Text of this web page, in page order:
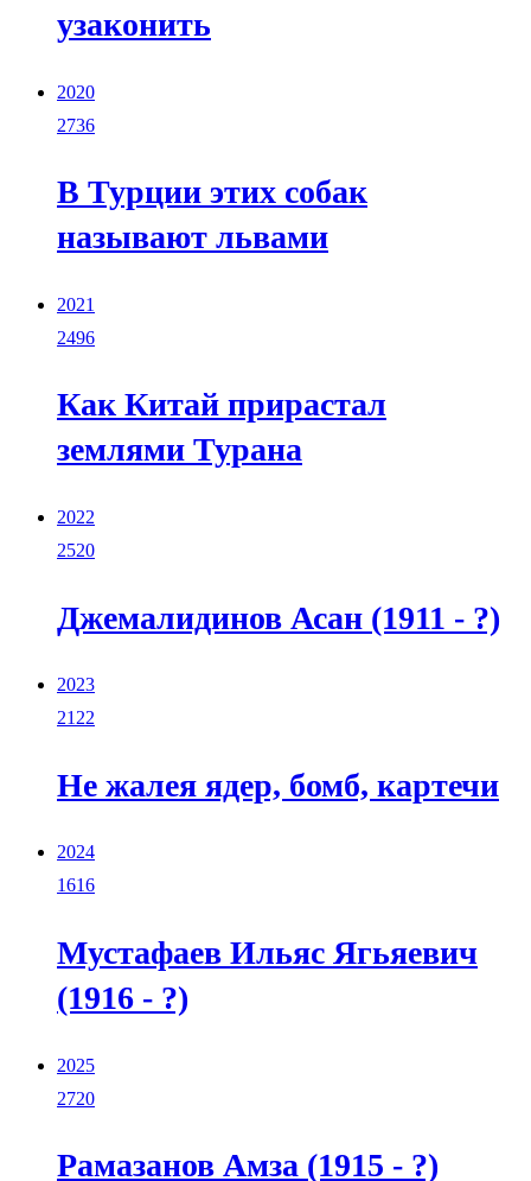
узаконить
2020
2736
В Турции этих собак
называют львами
2021
2496
Как Китай прирастал
землями Турана
2022
2520
Джемалидинов Асан (1911 - ?)
2023
2122
Не жалея ядер, бомб, картечи
2024
1616
Мустафаев Ильяс Ягьяевич
(1916 - ?)
2025
2720
Рамазанов Амза (1915 - ?)